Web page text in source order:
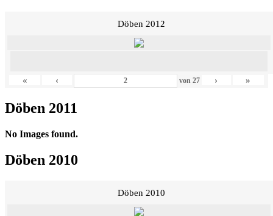
Döben 2012
« ‹ von 27 › »
Döben 2011
No Images found.
Döben 2010
Döben 2010